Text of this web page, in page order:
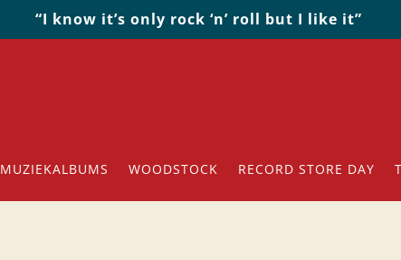
“I know it’s only rock ‘n’ roll but I like it”
MUZIEKALBUMS WOODSTOCK RECORD STORE DAY